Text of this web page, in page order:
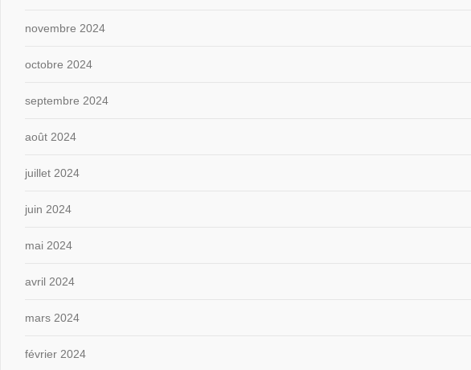
novembre 2024
octobre 2024
septembre 2024
août 2024
juillet 2024
juin 2024
mai 2024
avril 2024
mars 2024
février 2024